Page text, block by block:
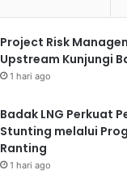
Project Risk
Upstream Kunjungi
1 hari ago
Badak LNG Perkuat
Stunting melalui
Ranting
1 hari ago